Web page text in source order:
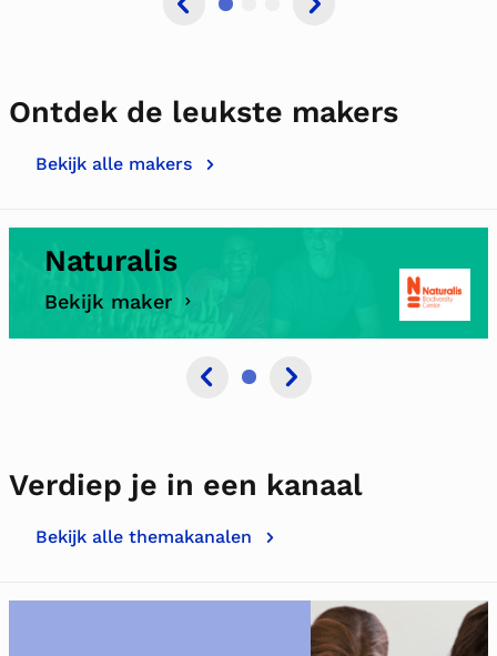
Ontdek de leukste makers
Bekijk alle makers
Naturalis
Bekijk maker
Verdiep je in een kanaal
Bekijk alle themakanalen